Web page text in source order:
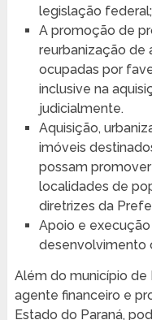
legislação federal;
A promoção de
reurbanização de
ocupadas por
inclusive na
judicialmente.
Aquisição,
imóveis
possam
localidades de
diretrizes da
Apoio e
desenvolvimento
Além do município de
agente financeiro e
Estado do Paraná,